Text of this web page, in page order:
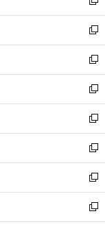
開
く
ン
ド
ウ
で
開
く
い
ウ
ィ
ン
ド
ウ
で
開
く
新
し
い
ウ
ィ
ン
ド
ウ
で
開
く
新
し
い
ウ
ィ
ン
ド
ウ
で
開
く
新
し
い
ウ
ィ
ン
ド
ウ
で
開
く
新
し
い
ウ
ィ
ン
ド
ウ
で
開
新
し
い
ウ
ィ
ン
ド
ウ
新
し
い
ウ
ィ
ン
新
し
い
ウ
新
し